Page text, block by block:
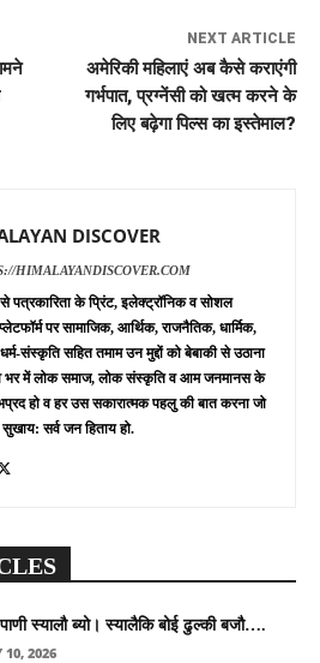
NEXT ARTICLE
अमेरिकी महिलाएं अब कैसे कराएंगी
गर्भपात, प्रग्नेंसी को खत्म करने के
लिए बढ़ेगा पिल्स का इस्तेमाल?
DISCOVER
HIMALAYANDISCOVER.COM
से पत्रकारिता के प्रिंट, इलेक्ट्रॉनिक व सोशल
पर सामाजिक, आर्थिक, राजनैतिक, धार्मिक,
संस्कृति सहित तमाम उन मुद्दों को बेबाकी से उठाना
भर में लोक समाज, लोक संस्कृति व आम जनमानस के
हो व हर उस सकारात्मक पहलु की बात करना जो
सर्व जन हिताय हो.
स्यालौ ब्यो। स्यालैकि बोई ढुल्की बजौ….
10, 2026